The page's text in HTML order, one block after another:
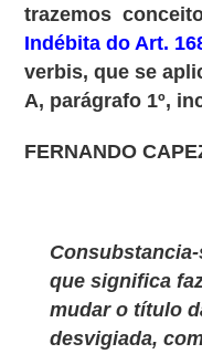
trazemos
Indébita do Art.
verbis, que se
A, parágrafo 1º,
FERNANDO
que significa
mudar o título
desvigiada,